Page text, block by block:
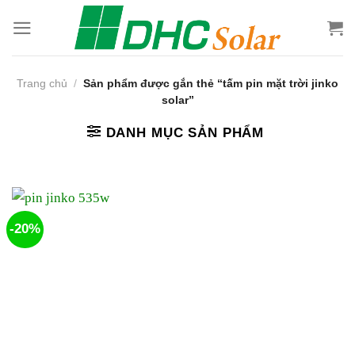
qua
nội
Trang chủ / Sản phẩm được gắn thẻ “tấm pin mặt trời jinko
solar”
DANH MỤC SẢN PHẨM
-20%